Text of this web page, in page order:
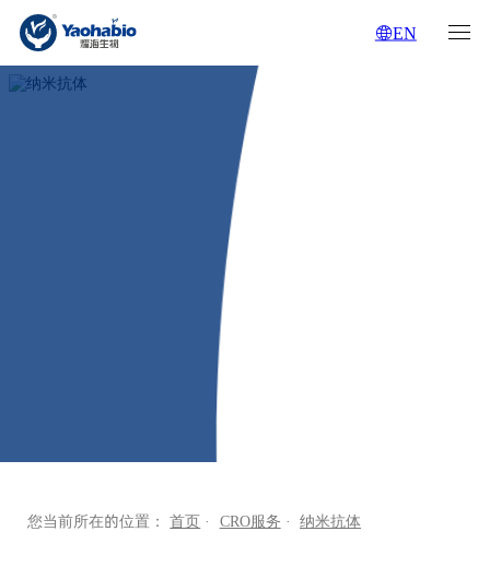
EN
纳米抗体
您当前所在的位置：首页 · CRO服务 · 纳米抗体